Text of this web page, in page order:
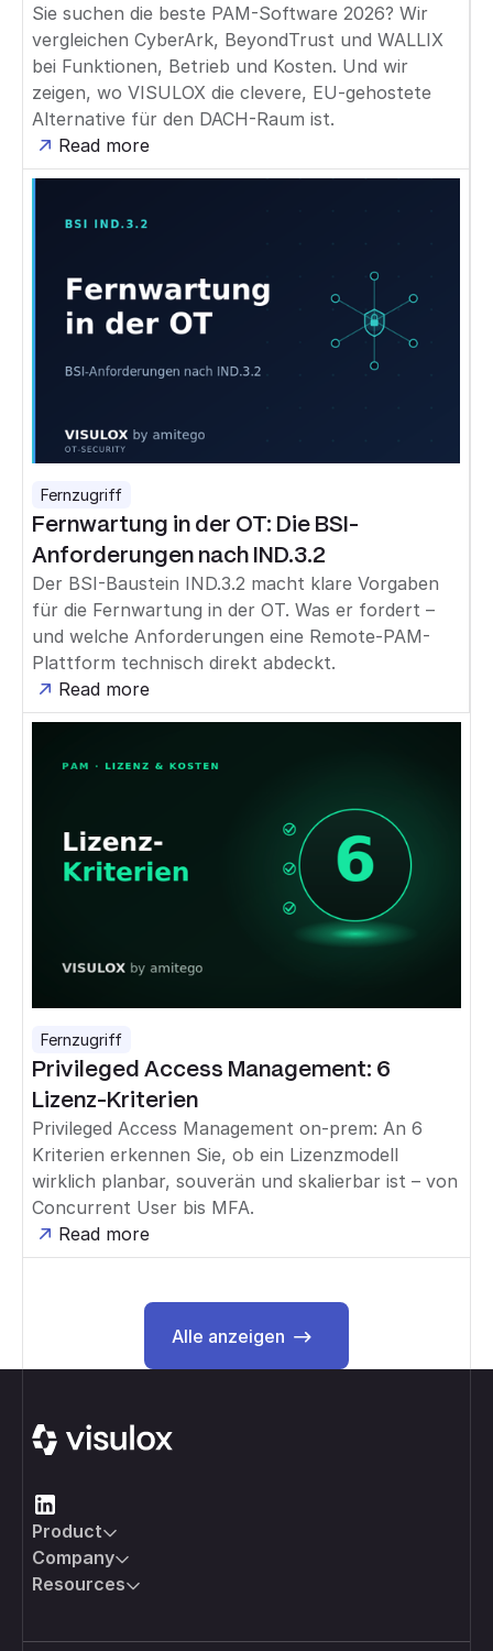
Sie suchen die beste PAM-Software 2026? Wir
vergleichen CyberArk, BeyondTrust und WALLIX
bei Funktionen, Betrieb und Kosten. Und wir
zeigen, wo VISULOX die clevere, EU-gehostete
Alternative für den DACH-Raum ist.
Read more
Fernzugriff
Fernwartung in der OT: Die BSI-
Anforderungen nach IND.3.2
Der BSI-Baustein IND.3.2 macht klare Vorgaben
für die Fernwartung in der OT. Was er fordert –
und welche Anforderungen eine Remote-PAM-
Plattform technisch direkt abdeckt.
Read more
Fernzugriff
Privileged Access Management: 6
Lizenz-Kriterien
Privileged Access Management on-prem: An 6
Kriterien erkennen Sie, ob ein Lizenzmodell
wirklich planbar, souverän und skalierbar ist – von
Concurrent User bis MFA.
Read more
Alle anzeigen
Alle anzeigen
Product
Company
Resources